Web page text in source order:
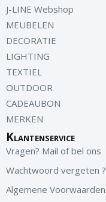
J-LINE Webshop
MEUBELEN
DECORATIE
LIGHTING
TEXTIEL
OUTDOOR
CADEAUBON
MERKEN
Klantenservice
Vragen? Mail of bel ons
Wachtwoord vergeten ?
Algemene Voorwaarden